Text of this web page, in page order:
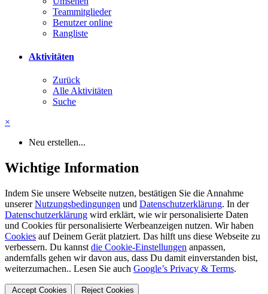
Teammitglieder
Benutzer online
Rangliste
Aktivitäten
Zurück
Alle Aktivitäten
Suche
×
Neu erstellen...
Wichtige Information
Indem Sie unsere Webseite nutzen, bestätigen Sie die Annahme
unsererNutzungsbedingungen und Datenschutzerklärung. In der
Datenschutzerklärung wird erklärt, wie wir personalisierte Daten
und Cookies für personalisierte Werbeanzeigen nutzen. Wir haben
Cookies auf Deinem Gerät platziert. Das hilft uns diese Webseite zu
verbessern. Du kannst die Cookie-Einstellungen anpassen,
andernfalls gehen wir davon aus, dass Du damit einverstanden bist,
weiterzumachen.. Lesen Sie auch Google’s Privacy & Terms.
Accept Cookies Reject Cookies